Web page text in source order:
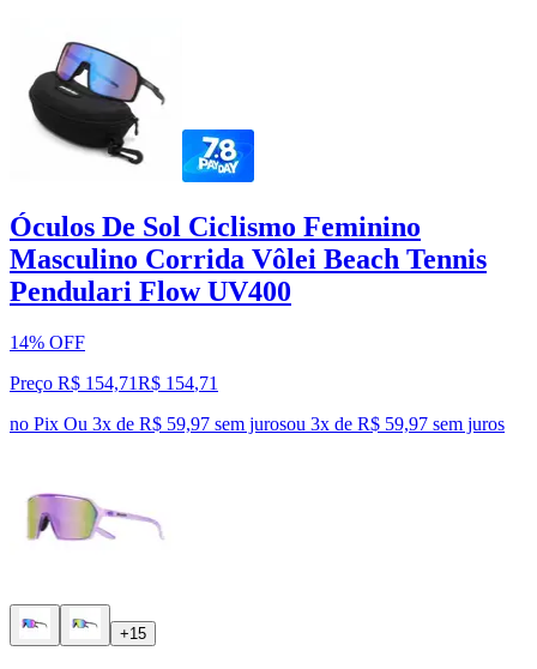
Óculos De Sol Ciclismo Feminino
Masculino Corrida Vôlei Beach Tennis
Pendulari Flow UV400
14% OFF
Preço R$ 154,71R$ 154,71
no Pix Ou 3x de R$ 59,97 sem jurosou 3x de R$ 59,97 sem juros
+15